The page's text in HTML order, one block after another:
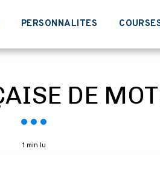
PERSONNALITES
DE
1 min lu